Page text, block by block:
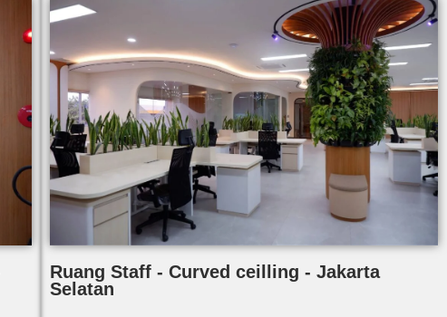
Ruang Staff - Curved ceilling - Jakarta
Selatan